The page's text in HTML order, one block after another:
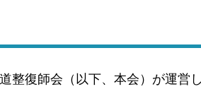
整復師会（以下、本会）が運営